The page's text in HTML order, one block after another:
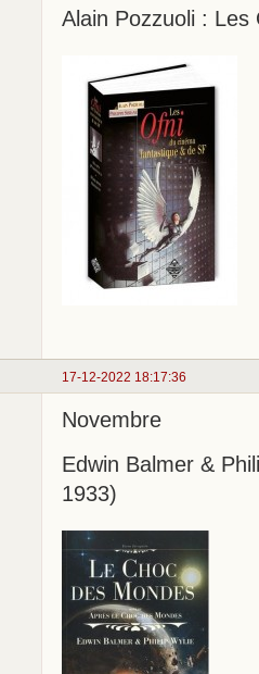
Alain Pozzuoli :
17-12-2022 18:17:36
Novembre
Edwin Balmer &
1933)